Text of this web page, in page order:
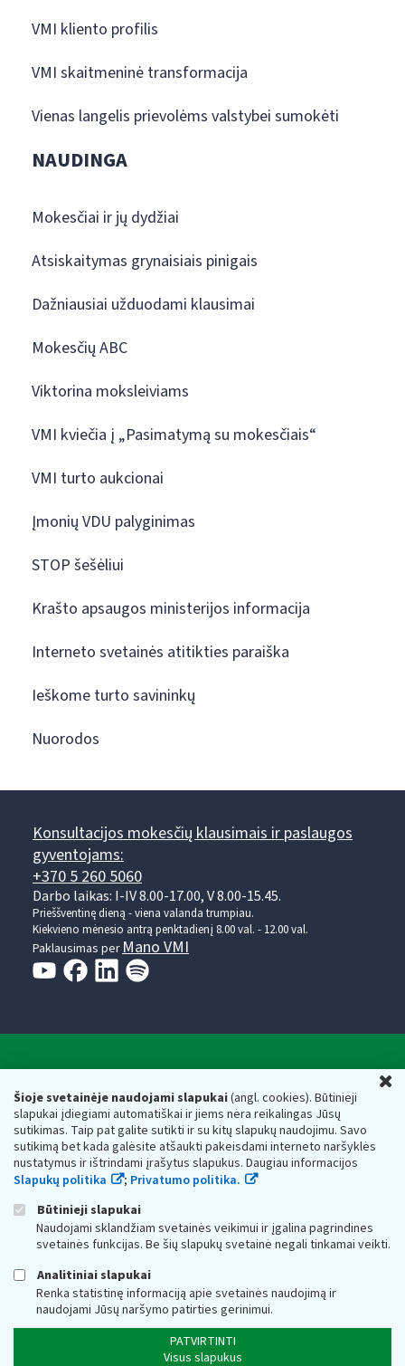
Šioje svetainėje naudojami slapukai(angl. cookies). Būtinieji
slapukai įdiegiami automatiškai ir jiems nėra reikalingas Jūsų
sutikimas. Taip pat galite sutikti ir su kitų slapukų naudojimu. Savo
sutikimą bet kada galėsite atšaukti pakeisdami interneto naršyklės
nustatymus ir ištrindami įrašytus slapukus. Daugiau informacijos
Slapukų politika
; Privatumo politika.
Būtinieji slapukai
Naudojami sklandžiam svetainės veikimui ir įgalina pagrindines
svetainės funkcijas. Be šių slapukų svetainė negali tinkamai veikti.
Analitiniai slapukai
Renka statistinę informaciją apie svetainės naudojimą ir
naudojami Jūsų naršymo patirties gerinimui.
PATVIRTINTI
Visus slapukus
VMI kliento profilis
VMI skaitmeninė transformacija
Vienas langelis prievolėms valstybei sumokėti
NAUDINGA
Mokesčiai ir jų dydžiai
Atsiskaitymas grynaisiais pinigais
Dažniausiai užduodami klausimai
Mokesčių ABC
Viktorina moksleiviams
VMI kviečia į „Pasimatymą su mokesčiais“
VMI turto aukcionai
Įmonių VDU palyginimas
STOP šešėliui
Krašto apsaugos ministerijos informacija
Interneto svetainės atitikties paraiška
Ieškome turto savininkų
Nuorodos
Konsultacijos mokesčių klausimais ir paslaugos
gyventojams:
+370 5 260 5060
Darbo laikas: I-IV 8.00-17.00, V 8.00-15.45.
Prieššventinę dieną - viena valanda trumpiau.
Kiekvieno mėnesio antrą penktadienį 8.00 val. - 12.00 val.
Paklausimas per Mano VMI
Respublikos finansų ministerijos
Biudžetinė įstaiga. Juridinio asmens kodas — 188659752,
adresas: Vasario 16-osios g. 14, 01107 Vilnius, Lietuva, el.paštas:
vmi@vmi.lt, E. pristatymo dėžutės adresas 188659752
Duomenys apie Valstybinę mokesčių inspekciją prie Lietuvos
Respublikos finansų ministerijos kaupiami ir saugomi Juridinių